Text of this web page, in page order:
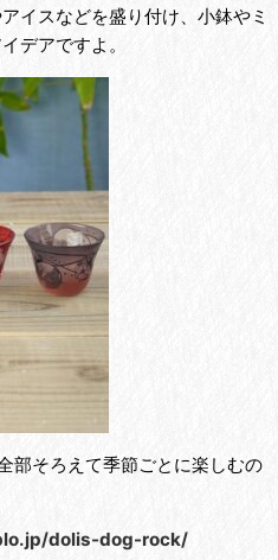
イスなどを盛り付け、小鉢やミ
デアですよ。
部そろえて季節ごとに楽しむの
dolis-dog-rock/